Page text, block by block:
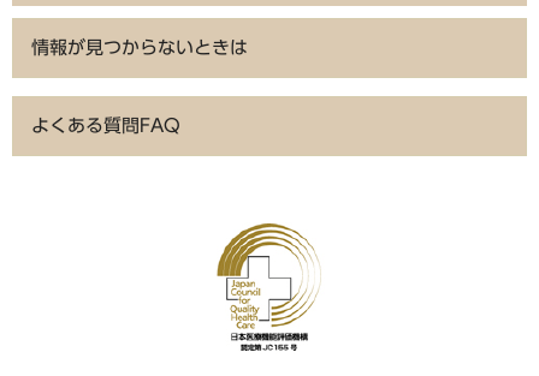
情報が見つからないときは
よくある質問FAQ